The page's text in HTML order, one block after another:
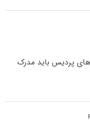
های پردیس باید مدرک